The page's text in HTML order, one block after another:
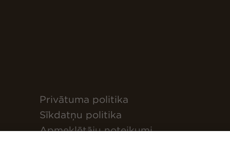
Privātuma politika
Sīkdatņu politika
Apmeklētāju noteikumi